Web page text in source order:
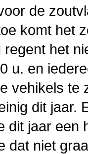
de
komt het
het
u. en
vehikels te
dit jaar.
dit jaar een
dat niet